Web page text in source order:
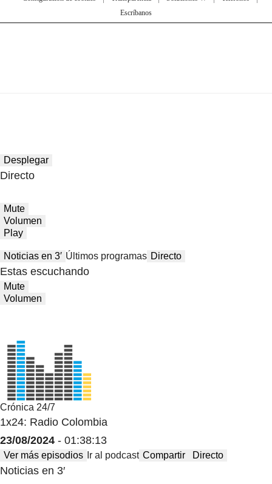
Escríbanos
Desplegar
Directo
Mute
Volumen
Play
Noticias en 3′ Últimos programas Directo
Estas escuchando
Mute
Volumen
Crónica 24/7
1x24: Radio Colombia
23/08/2024 - 01:38:13
Ver más episodios Ir al podcast Compartir Directo
Noticias en 3′